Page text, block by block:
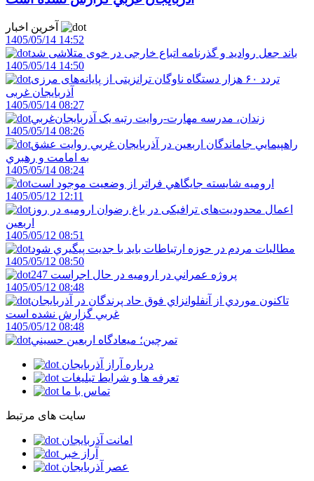
1405/05/14 14:52
باند جعل روادید و گذرنامه اتباع خارجی در خوی متلاشی شد
1405/05/14 14:50
تردد ۶۰ هزار دستگاه ناوگان ترانزیتی از پایانه‌های مرزی
آذربایجان ‌غربی
1405/05/14 08:27
زندان، مدرسه مهارت-روايت رتبه يک آذربايجان‌غربي
1405/05/14 08:26
راهپيمايي جاماندگان اربعين در آذربايجان غربي روايت عشق
به امامت و رهبري
1405/05/14 08:24
اروميه شايسته جايگاهي فراتر از وضعيت موجود است
1405/05/12 12:11
اعمال محدودیت‌های ترافیکی در باغ رضوان ارومیه در روز
اربعین
1405/05/12 08:51
مطالبات مردم در حوزه ارتباطات بايد با جديت پيگيري شود
1405/05/12 08:50
247 پروژه عمراني در اروميه در حال اجراست
1405/05/12 08:48
تاکنون موردي از آنفلوانزاي فوق حاد پرندگان در آذربايجان
غربي گزارش نشده است
1405/05/12 08:48
تمرچين؛ ميعادگاه اربعين حسيني
درباره آراز آذربایجان
تعرفه ها و شرایط تبلیغات
تماس با ما
سایت های مرتبط
امانت آذربایجان
آراز خبر
عصر آذربایجان